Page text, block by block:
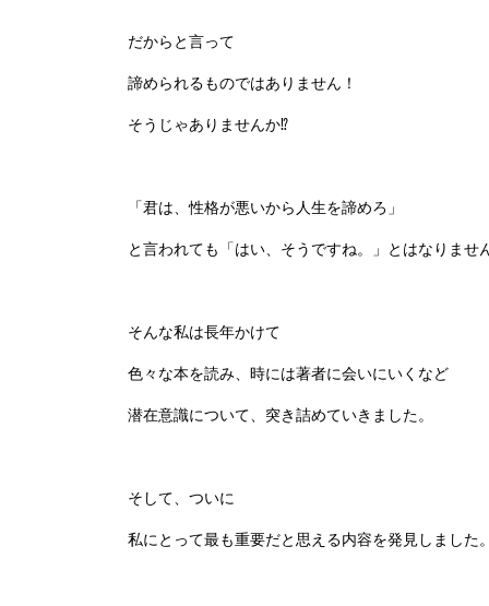
だからと言って
諦められるものではありません！
そうじゃありませんか⁉︎
「君は、性格が悪いから人生を諦めろ」
と言われても「はい、そうですね。」とはなりませ
そんな私は長年かけて
色々な本を読み、時には著者に会いにいくなど
潜在意識について、突き詰めていきました。
そして、ついに
私にとって最も重要だと思える内容を発見しました。